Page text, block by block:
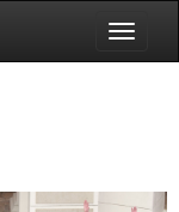
Toggle